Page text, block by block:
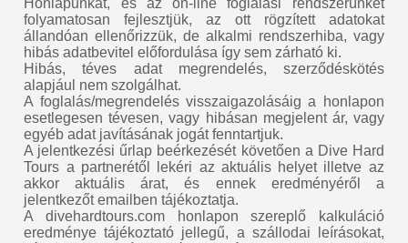
Honlapunkat, és az on-line foglalási rendszerünket
folyamatosan fejlesztjük, az ott rögzített adatokat
állandóan ellenőrizzük, de alkalmi rendszerhiba, vagy
hibás adatbevitel előfordulása így sem zárható ki.
Hibás, téves adat megrendelés, szerződéskötés
alapjául nem szolgálhat.
A foglalás/megrendelés visszaigazolásáig a honlapon
esetlegesen tévesen, vagy hibásan megjelent ár, vagy
egyéb adat javításának jogát fenntartjuk.
A jelentkezési űrlap beérkezését követően a Dive Hard
Tours a partnerétől lekéri az aktuális helyet illetve az
akkor aktuális árat, és ennek eredményéről a
jelentkezőt emailben tájékoztatja.
A divehardtours.com honlapon szereplő kalkuláció
eredménye tájékoztató jellegű, a szállodai leírásokat,